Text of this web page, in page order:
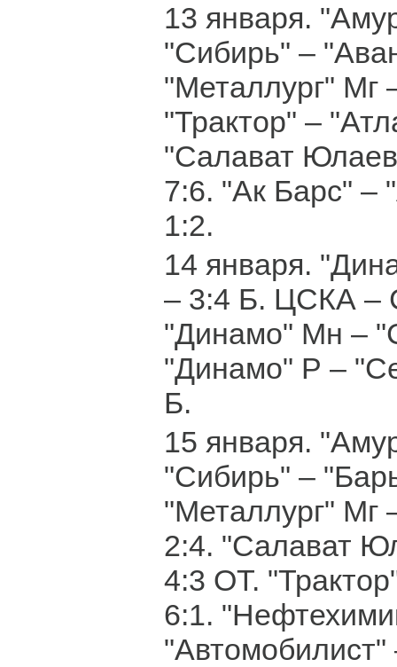
13 января.
"Сибирь" –
"Металлург" Мг
"Трактор" –
"Салават
7:6. "Ак Барс" –
1:2.
14 января.
– 3:4 Б. ЦСКА –
"Динамо" Мн –
"Динамо" Р –
Б.
15 января.
"Сибирь" –
"Металлург" Мг
2:4. "Салават
4:3 ОТ.
6:1.
"Автомобилист"